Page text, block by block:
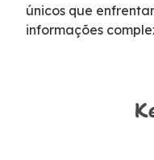
únicos que
informações